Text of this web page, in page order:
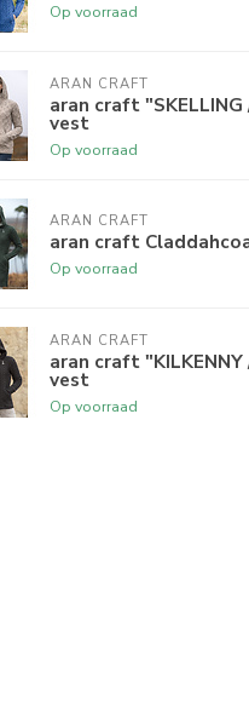
Op voorraad
ARAN CRAFT
aran craft
vest
Op voorraad
ARAN CRAFT
aran craft
Op voorraad
ARAN CRAFT
aran craft
vest
Op voorraad